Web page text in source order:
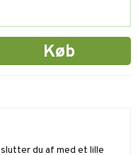
Køb
du af med et lille